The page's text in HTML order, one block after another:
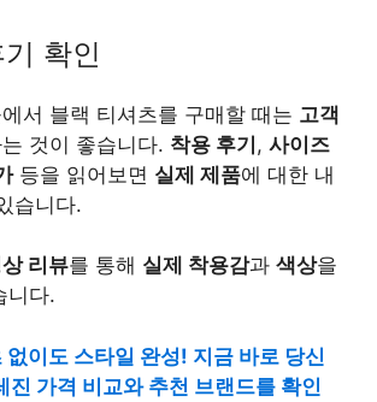
확인
서 블랙 티셔츠를 구매할 때는 고객
것이 좋습니다. 착용 후기, 사이즈
등을 읽어보면 실제 제품에 대한 내
습니다.
리뷰를 통해 실제 착용감과 색상을
니다.
없이도 스타일 완성! 지금 바로 당신
진 가격 비교와 추천 브랜드를 확인